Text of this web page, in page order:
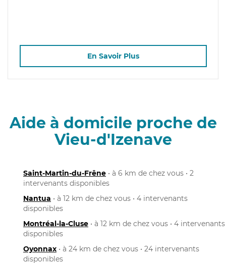
En Savoir Plus
Aide à domicile proche de
Vieu-d'Izenave
Saint-Martin-du-Frêne • à 6 km de chez vous • 2
intervenants disponibles
Nantua • à 12 km de chez vous • 4 intervenants
disponibles
Montréal-la-Cluse • à 12 km de chez vous • 4 intervenants
disponibles
Oyonnax • à 24 km de chez vous • 24 intervenants
disponibles